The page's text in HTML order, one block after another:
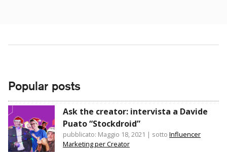
Popular posts
Ask the creator: intervista a Davide
Puato “Stockdroid”
pubblicato: Maggio 18, 2021 | sotto Influencer
Marketing per Creator